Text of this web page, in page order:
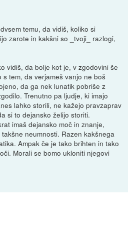
temu, da vidiš, koliko si
zarote in kakšni so _tvoji_ razlogi,
vidiš, da bolje kot je, v zgodovini še
tem, da verjameš vanjo ne boš
da ga nek lunatik pobriše z
Trenutno pa ljudje, ki imajo
lahko storili, ne kažejo pravzaprav
si to dejansko želijo storiti.
imaš dejansko moč in znanje,
neumnosti. Razen kakšnega
Ampak če je tako brihten in tako
Morali se bomo ukloniti njegovi